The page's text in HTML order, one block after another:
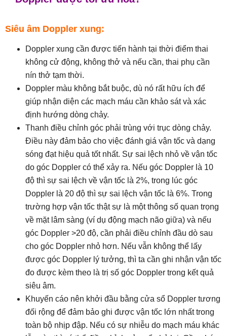
Siêu âm Doppler xung:
Doppler xung cần được tiến hành tại thời điểm thai
không cử động, không thở và nếu cần, thai phụ cần
nín thở tạm thời.
Doppler màu không bắt buộc, dù nó rất hữu ích để
giúp nhận diện các mạch máu cần khảo sát và xác
định hướng dòng chảy.
Thanh điều chỉnh góc phải trùng với trục dòng chảy.
Điều này đảm bảo cho việc đánh giá vận tốc và dạng
sóng đạt hiệu quả tốt nhất. Sự sai lệch nhỏ về vận tốc
do góc Doppler có thể xảy ra. Nếu góc Doppler là 10
độ thì sự sai lệch về vận tốc là 2%, trong lúc góc
Doppler là 20 độ thì sự sai lệch vận tốc là 6%. Trong
trường hợp vận tốc thật sự là một thông số quan trọng
về mặt lâm sàng (ví dụ động mạch não giữa) và nếu
góc Doppler >20 độ, cần phải điều chỉnh đầu dò sau
cho góc Doppler nhỏ hơn. Nếu vẫn không thể lấy
được góc Doppler lý tưởng, thì ta cần ghi nhận vận tốc
đo được kèm theo là trị số góc Doppler trong kết quả
siêu âm.
Khuyến cáo nên khởi đầu bằng cửa sổ Doppler tương
đối rộng để đảm bảo ghi được vận tốc lớn nhất trong
toàn bộ nhịp đập. Nếu có sự nhiễu do mạch máu khác